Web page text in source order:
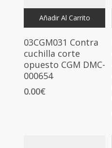
Añadir Al Carrito
03CGM031 Contra
cuchilla corte
opuesto CGM DMC-
000654
0.00€